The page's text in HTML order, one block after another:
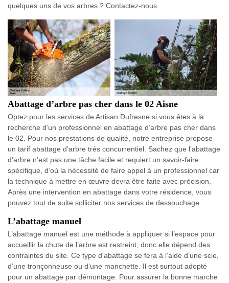
quelques uns de vos arbres ? Contactez-nous.
Abattage d’arbre pas cher dans le 02 Aisne
Optez pour les services de Artisan Dufresne si vous êtes à la
recherche d’un professionnel en abattage d’arbre pas cher dans
le 02. Pour nos prestations de qualité, notre entreprise propose
un tarif abattage d’arbre très concurrentiel. Sachez que l’abattage
d’arbre n’est pas une tâche facile et requiert un savoir-faire
spécifique, d’où la nécessité de faire appel à un professionnel car
la technique à mettre en œuvre devra être faite avec précision.
Après une intervention en abattage dans votre résidence, vous
pouvez tout de suite solliciter nos services de dessouchage.
L’abattage manuel
L’abattage manuel est une méthode à appliquer si l’espace pour
accueillir la chute de l’arbre est restreint, donc elle dépend des
contraintes du site. Ce type d’abattage se fera à l’aide d’une scie,
d’une tronçonneuse ou d’une manchette. Il est surtout adopté
pour un abattage par démontage. Pour assurer la bonne marche